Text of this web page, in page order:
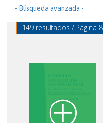
- Búsqueda avanzada -
149 resultados / Página